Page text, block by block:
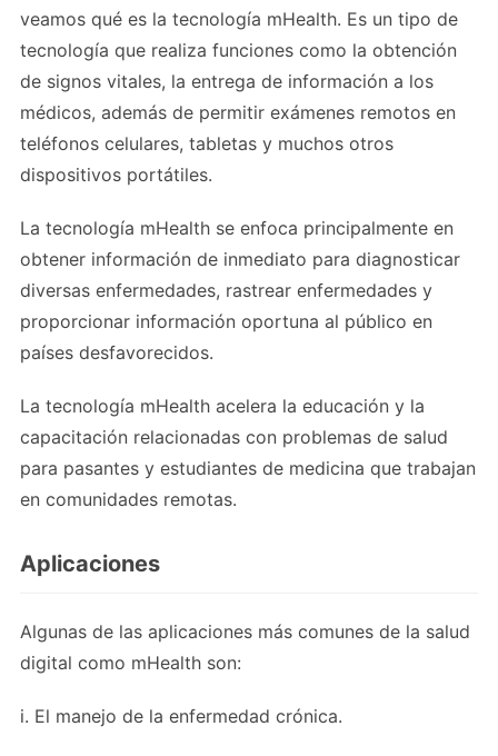
veamos qué es la tecnología mHealth. Es un tipo de
tecnología que realiza funciones como la obtención
de signos vitales, la entrega de información a los
médicos, además de permitir exámenes remotos en
teléfonos celulares, tabletas y muchos otros
dispositivos portátiles.
La tecnología mHealth se enfoca principalmente en
obtener información de inmediato para diagnosticar
diversas enfermedades, rastrear enfermedades y
proporcionar información oportuna al público en
países desfavorecidos.
La tecnología mHealth acelera la educación y la
capacitación relacionadas con problemas de salud
para pasantes y estudiantes de medicina que trabajan
en comunidades remotas.
Aplicaciones
Algunas de las aplicaciones más comunes de la salud
digital como mHealth son:
i. El manejo de la enfermedad crónica.